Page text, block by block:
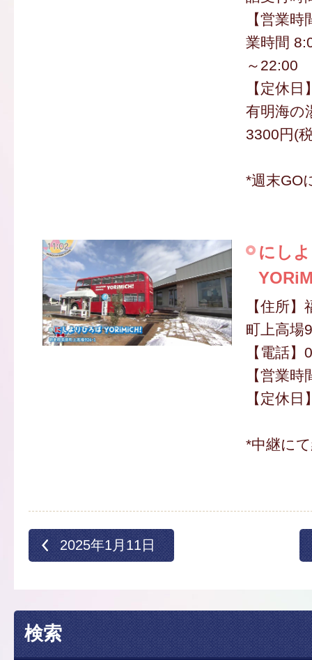
【営業
業時間
～22:00
【定休
有明海の
3300円(
*週末GO
にし
【住所
町上高場
【電話
【営業
【定休日
*中継に
2025年1月11日
検索